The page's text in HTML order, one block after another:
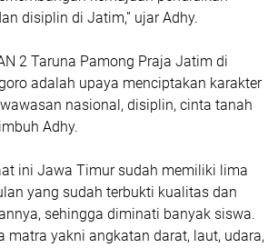
disiplin di Jatim,” ujar Adhy.
2 Taruna Pamong Praja Jatim di
adalah upaya menciptakan karakter
nasional, disiplin, cinta tanah
Adhy.
ini Jawa Timur sudah memiliki lima
yang sudah terbukti kualitas dan
sehingga diminati banyak siswa.
matra yakni angkatan darat, laut, udara,